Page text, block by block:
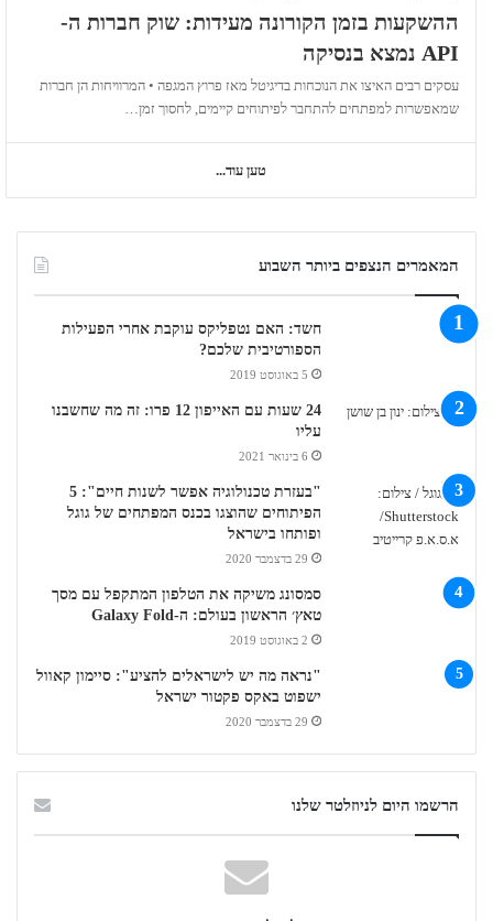
ההשקעות בזמן הקורונה מעידות: שוק חברות ה-
API נמצא בנסיקה
עסקים רבים האיצו את הנוכחות בדיגיטל מאז פרוץ המגפה • המרוויחות הן חברות
שמאפשרות למפתחים להתחבר לפיתוחים קיימים, לחסוך זמן…
טען עוד...
המאמרים הנצפים ביותר השבוע
חשד: האם נטפליקס עוקבת אחרי הפעילות
הספורטיבית שלכם?
5 באוגוסט 2019
24 שעות עם האייפון 12 פרו: זה מה שחשבנו
עליו
6 בינואר 2021
"בעזרת טכנולוגיה אפשר לשנות חיים": 5
הפיתוחים שהוצגו בכנס המפתחים של גוגל
ופותחו בישראל
29 בדצמבר 2020
סמסונג משיקה את הטלפון המתקפל עם מסך
טאץ׳ הראשון בעולם: ה-Galaxy Fold
2 באוגוסט 2019
"נראה מה יש לישראלים להציע": סיימון קאוול
ישפוט באקס פקטור ישראל
29 בדצמבר 2020
הרשמו היום לניוזלטר שלנו